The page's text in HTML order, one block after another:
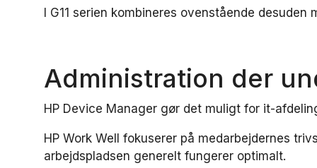
I G11 serien kombineres ovenstående
Administration der
HP Device Manager gør det muligt for it-
HP Work Well fokuserer på medarbejdernes
arbejdspladsen generelt fungerer optimalt.